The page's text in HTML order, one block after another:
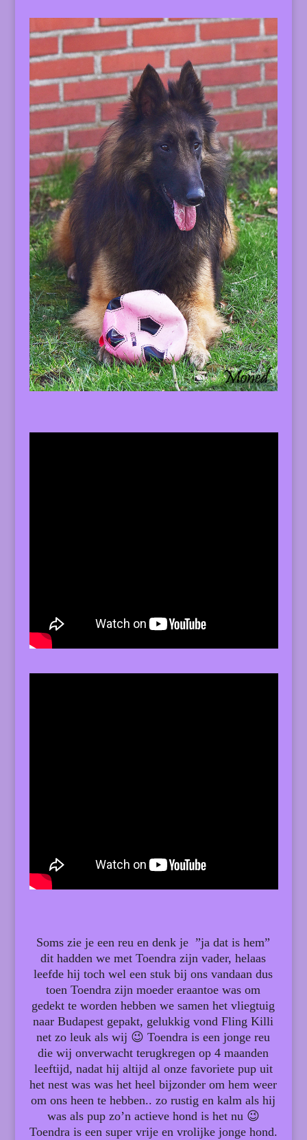
Soms zie je een reu en denk je ”ja dat is hem”
dit hadden we met Toendra zijn vader, helaas
leefde hij toch wel een stuk bij ons vandaan dus
toen Toendra zijn moeder eraantoe was om
gedekt te worden hebben we samen het vliegtuig
naar Budapest gepakt, gelukkig vond Fling Killi
net zo leuk als wij 😉 Toendra is een jonge reu
die wij onverwacht terugkregen op 4 maanden
leeftijd, nadat hij altijd al onze favoriete pup uit
het nest was was het heel bijzonder om hem weer
om ons heen te hebben.. zo rustig en kalm als hij
was als pup zo’n actieve hond is het nu 😉
Toendra is een super vrije en vrolijke jonge hond.